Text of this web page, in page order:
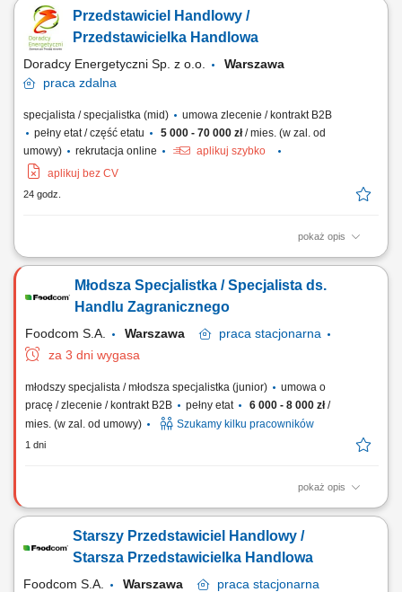
na podległych rynkach. Sprzedaż produktów
paszowych/spożywczych/chemii przemysłowej/FMCG klientom
specjalizującym się w branży produkcyjnej. Samodzielne prowadzenie
negocjacji handlowych. Nadzorowania procesu sprzedaży...
Przedstawiciel Handlowy /
Przedstawicielka Handlowa
Doradcy Energetyczni Sp. z o.o.
Warszawa
praca zdalna
specjalista / specjalistka (mid)
umowa zlecenie / kontrakt B2B
pełny etat / część etatu
5 000 - 70 000 zł/ mies. (w zal. od
umowy)
rekrutacja online
aplikuj szybko
aplikuj bez CV
24 godz.
pokaż opis
Opis stanowiska: Doradzanie klientom biznesowym w wyborze ofert
rozwijanie długofalowych relacji biznesowych. Analizowanie potrzeb
przedsiębiorstw i przygotowywanie dopasowanych rozwiązań.
Młodsza Specjalistka / Specjalista ds.
Handlu Zagranicznego
Foodcom S.A. Warszawa praca stacjonarna
za 3 dni wygasa
młodszy specjalista / młodsza specjalistka (junior)
umowa o
pracę / zlecenie / kontrakt B2B
pełny etat 6 000 - 8 000 zł/
mies. (w zal. od umowy)
Szukamy kilku pracowników
1 dni
pokaż opis
Zakres obowiązków: Nawiązywanie i pielęgnowanie relacji handlowych
handlowych od zapytania po realizację. Poszukiwanie nowych źródeł
zbytu i analiza trendów rynkowych. Ścisła współpraca z działem
Starszy Przedstawiciel Handlowy /
Starsza Przedstawicielka Handlowa
Foodcom S.A. Warszawa praca stacjonarna